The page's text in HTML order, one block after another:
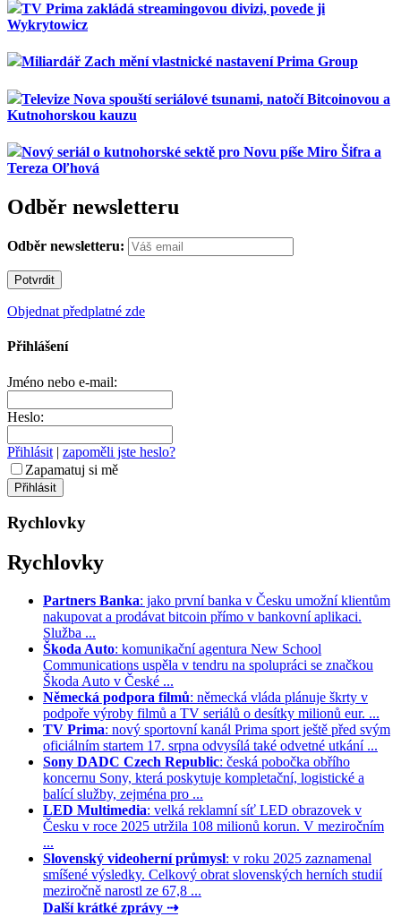
TV Prima zakládá streamingovou divizi, povede ji
Wykrytowicz
Miliardář Zach mění vlastnické nastavení Prima Group
Televize Nova spouští seriálové tsunami, natočí Bitcoinovou a
Kutnohorskou kauzu
Nový seriál o kutnohorské sektě pro Novu píše Miro Šifra a
Tereza Oľhová
Odběr newsletteru
Odběr newsletteru:
Objednat předplatné zde
Přihlášení
Jméno nebo e-mail:
Heslo:
Přihlásit | zapoměli jste heslo?
Zapamatuj si mě
Rychlovky
Rychlovky
Partners Banka: jako první banka v Česku umožní klientům
nakupovat a prodávat bitcoin přímo v bankovní aplikaci.
Služba ...
Škoda Auto: komunikační agentura New School
Communications uspěla v tendru na spolupráci se značkou
Škoda Auto v České ...
Německá podpora filmů: německá vláda plánuje škrty v
podpoře výroby filmů a TV seriálů o desítky milionů eur. ...
TV Prima: nový sportovní kanál Prima sport ještě před svým
oficiálním startem 17. srpna odvysílá také odvetné utkání ...
Sony DADC Czech Republic: česká pobočka obřího
koncernu Sony, která poskytuje kompletační, logistické a
balící služby, zejména pro ...
LED Multimedia: velká reklamní síť LED obrazovek v
Česku v roce 2025 utržila 108 milionů korun. V meziročním
...
Slovenský videoherní průmysl: v roku 2025 zaznamenal
smíšené výsledky. Celkový obrat slovenských herních studií
meziročně narostl ze 67,8 ...
Další krátké zprávy ⇢